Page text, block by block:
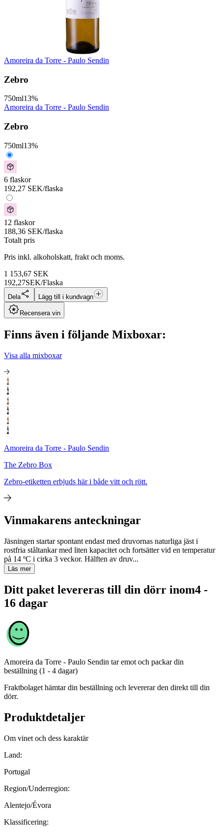
Amoreira da Torre - Paulo Sendin
Zebro
750ml13%
Amoreira da Torre - Paulo Sendin
Zebro
750ml13%
6 flaskor
192,27 SEK/flaska
12 flaskor
188,36 SEK/flaska
Totalt pris
Pris inkl. alkoholskatt, frakt och moms.
1 153,67 SEK
192,27SEK/Flaska
Dela Lägg till i kundvagn
Recensera vin
Finns även i följande Mixboxar:
Visa alla mixboxar
Amoreira da Torre - Paulo Sendin
The Zebro Box
Zebro-etiketten erbjuds här i både vitt och rött.
Vinmakarens anteckningar
Jäsningen startar spontant endast med druvornas naturliga jäst i
rostfria ståltankar med liten kapacitet och fortsätter vid en temperatur
på 14 ºC i cirka 3 veckor. Hälften av druv...
Läs mer
Ditt paket levereras till din dörr inom4 -
16 dagar
Amoreira da Torre - Paulo Sendin tar emot och packar din
beställning (1 - 4 dagar)
Fraktbolaget hämtar din beställning och levererar den direkt till din
dörr.
Produktdetaljer
Om vinet och dess karaktär
Land:
Portugal
Region/Underregion:
Alentejo/Évora
Klassificering: